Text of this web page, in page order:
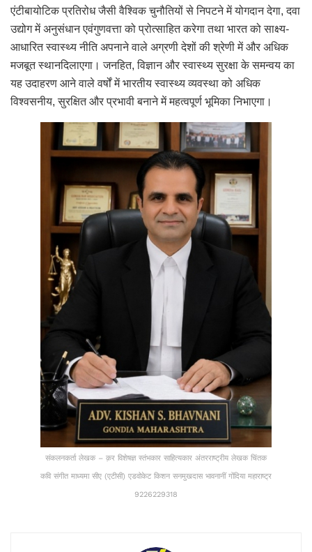
एंटीबायोटिक प्रतिरोध जैसी वैश्विक चुनौतियों से निपटने में योगदान देगा, दवा
उद्योग में अनुसंधान एवंगुणवत्ता को प्रोत्साहित करेगा तथा भारत को साक्ष्य-
आधारित स्वास्थ्य नीति अपनाने वाले अग्रणी देशों की श्रेणी में और अधिक
मजबूत स्थानदिलाएगा। जनहित, विज्ञान और स्वास्थ्य सुरक्षा के समन्वय का
यह उदाहरण आने वाले वर्षों में भारतीय स्वास्थ्य व्यवस्था को अधिक
विश्वसनीय, सुरक्षित और प्रभावी बनाने में महत्वपूर्ण भूमिका निभाएगा।
संकलनकर्ता लेखक – क़र विशेषज्ञ स्तंभकार साहित्यकार अंतरराष्ट्रीय लेखक चिंतक
कवि संगीत माध्यमा सीए (एटीसी) एडवोकेट किशन सनमुखदास भावनानीं गोंदिया महाराष्ट्र
9226229318